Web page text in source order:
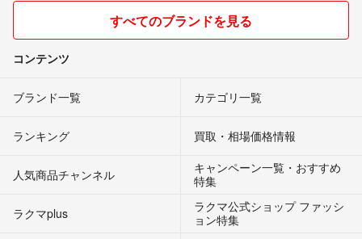
すべてのブランドを見る
コンテンツ
ブランド一覧 カテゴリ一覧
ランキング 買取・相場価格情報
人気商品チャンネル
キャンペーン一覧・おすすめ
特集
ラクマplus
ラクマ公式ショップ ファッシ
ョン特集